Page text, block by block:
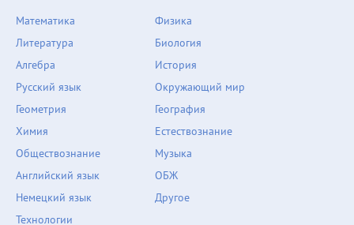
Математика
Литература
Алгебра
Русский язык
Геометрия
Химия
Физика
Биология
История
Окружающий мир
География
Естествознание
Обществознание
Английский язык
Немецкий язык
Технологии
Музыка
ОБЖ
Другое